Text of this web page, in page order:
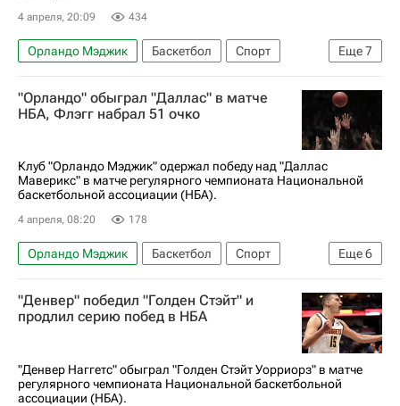
4 апреля, 20:09 434
Еще7
Орландо Мэджик Баскетбол
Спорт
Россия
Амаре Стадемайр
Док Риверс
УГМК
Милуоки Бакс НБА Евролига
"Орландо" обыграл "Даллас" в матче
НБА, Флэгг набрал 51 очко
Клуб "Орландо Мэджик" одержал победу над "Даллас
Маверикс" в матче регулярного чемпионата Национальной
баскетбольной ассоциации (НБА).
4 апреля, 08:20 178
Еще6
Орландо Мэджик Баскетбол
Спорт
Даллас
Купер Флэгг
Уэнделл Картер
Брэндон Дженнингс
"Денвер" победил "Голден Стэйт" и
продлил серию побед в НБА
"Денвер Наггетс" обыграл "Голден Стэйт Уорриорз" в матче
регулярного чемпионата Национальной баскетбольной
ассоциации (НБА).